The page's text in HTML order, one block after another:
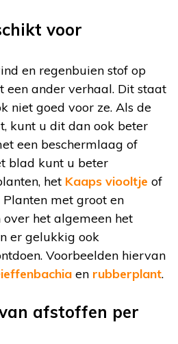
voor
en regenbuien stof op
een ander verhaal. Dit staat
niet goed voor ze. Als de
kunt u dit dan ook beter
een beschermlaag of
blad kunt u beter
het Kaaps viooltje of
Planten met groot en
het algemeen het
er gelukkig ook
Voorbeelden hiervan
en rubberplant.
afstoffen per